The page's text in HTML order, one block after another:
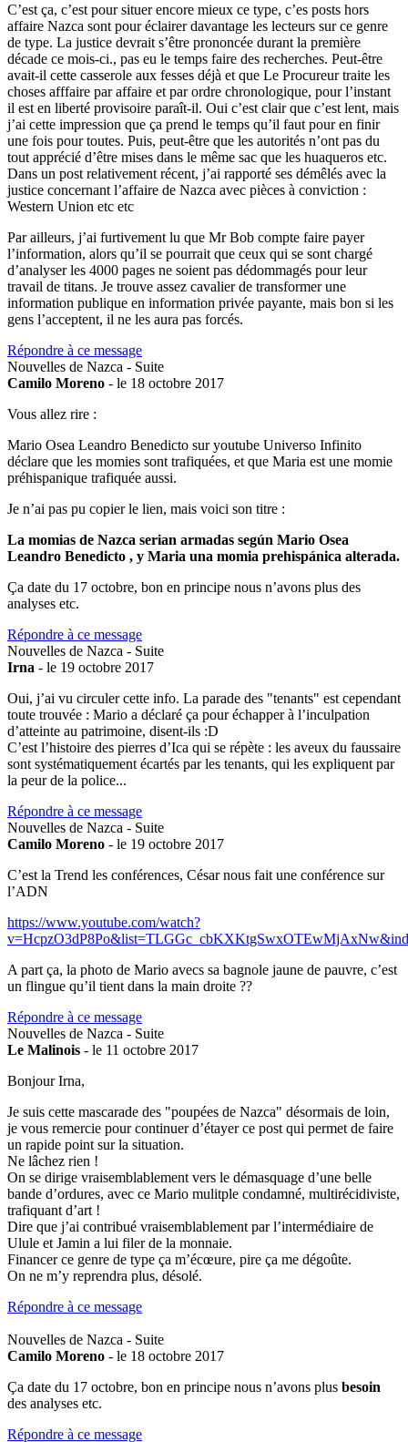
C’est ça, c’est pour situer encore mieux ce type, c’es posts hors
affaire Nazca sont pour éclairer davantage les lecteurs sur ce genre
de type. La justice devrait s’être prononcée durant la première
décade ce mois-ci., pas eu le temps faire des recherches. Peut-être
avait-il cette casserole aux fesses déjà et que Le Procureur traite les
choses afffaire par affaire et par ordre chronologique, pour l’instant
il est en liberté provisoire paraît-il. Oui c’est clair que c’est lent, mais
j’ai cette impression que ça prend le temps qu’il faut pour en finir
une fois pour toutes. Puis, peut-être que les autorités n’ont pas du
tout apprécié d’être mises dans le même sac que les huaqueros etc.
Dans un post relativement récent, j’ai rapporté ses démêlés avec la
justice concernant l’affaire de Nazca avec pièces à conviction :
Western Union etc etc
Par ailleurs, j’ai furtivement lu que Mr Bob compte faire payer
l’information, alors qu’il se pourrait que ceux qui se sont chargé
d’analyser les 4000 pages ne soient pas dédommagés pour leur
travail de titans. Je trouve assez cavalier de transformer une
information publique en information privée payante, mais bon si les
gens l’acceptent, il ne les aura pas forcés.
Répondre à ce message
Nouvelles de Nazca - Suite
Camilo Moreno - le 18 octobre 2017
Vous allez rire :
Mario Osea Leandro Benedicto sur youtube Universo Infinito
déclare que les momies sont trafiquées, et que Maria est une momie
préhispanique trafiquée aussi.
Je n’ai pas pu copier le lien, mais voici son titre :
La momias de Nazca serian armadas según Mario Osea
Leandro Benedicto , y Maria una momia prehispánica alterada.
Ça date du 17 octobre, bon en principe nous n’avons plus des
analyses etc.
Répondre à ce message
Nouvelles de Nazca - Suite
Irna - le 19 octobre 2017
Oui, j’ai vu circuler cette info. La parade des "tenants" est cependant
toute trouvée : Mario a déclaré ça pour échapper à l’inculpation
d’atteinte au patrimoine, disent-ils :D
C’est l’histoire des pierres d’Ica qui se répète : les aveux du faussaire
sont systématiquement écartés par les tenants, qui les expliquent par
la peur de la police...
Répondre à ce message
Nouvelles de Nazca - Suite
Camilo Moreno - le 19 octobre 2017
C’est la Trend les conférences, César nous fait une conférence sur
l’ADN
https://www.youtube.com/watch?
A part ça, la photo de Mario avecs sa bagnole jaune de pauvre, c’est
un flingue qu’il tient dans la main droite ??
Répondre à ce message
Nouvelles de Nazca - Suite
Le Malinois - le 11 octobre 2017
Bonjour Irna,
Je suis cette mascarade des "poupées de Nazca" désormais de loin,
je vous remercie pour continuer d’étayer ce post qui permet de faire
un rapide point sur la situation.
Ne lâchez rien !
On se dirige vraisemblablement vers le démasquage d’une belle
bande d’ordures, avec ce Mario mulitple condamné, multirécidiviste,
trafiquant d’art !
Dire que j’ai contribué vraisemblablement par l’intermédiaire de
Ulule et Jamin a lui filer de la monnaie.
Financer ce genre de type ça m’écœure, pire ça me dégoûte.
On ne m’y reprendra plus, désolé.
Répondre à ce message
Nouvelles de Nazca - Suite
Camilo Moreno - le 18 octobre 2017
Ça date du 17 octobre, bon en principe nous n’avons plus besoin
des analyses etc.
Répondre à ce message